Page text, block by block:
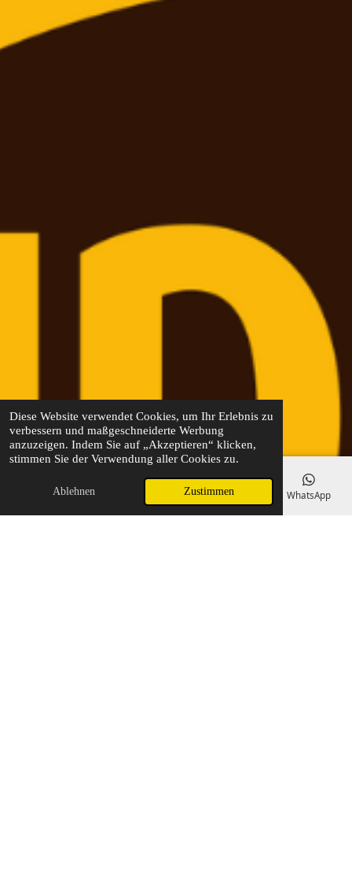
Diese Website verwendet Cookies, um Ihr Erlebnis zu
verbessern und maßgeschneiderte Werbung
anzuzeigen. Indem Sie auf „Akzeptieren“ klicken,
stimmen Sie der Verwendung aller Cookies zu.
Ablehnen Zustimmen
E-Mail Telefon Karte Facebook WhatsApp